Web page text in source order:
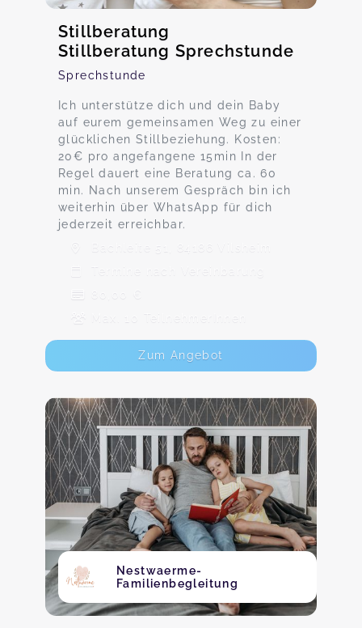
Stillberatung
Stillberatung Sprechstunde
Sprechstunde
Ich unterstütze dich und dein Baby
auf eurem gemeinsamen Weg zu einer
glücklichen Stillbeziehung. Kosten:
20€ pro angefangene 15min In der
Regel dauert eine Beratung ca. 60
min. Nach unserem Gespräch bin ich
weiterhin über WhatsApp für dich
jederzeit erreichbar.
Bachleite 51, 84186 Vilsheim
Termine nach Vereinbarung
80,00 €
Max. 10 TeilnehmerInnen
Zum Angebot
Nestwaerme-
Familienbegleitung